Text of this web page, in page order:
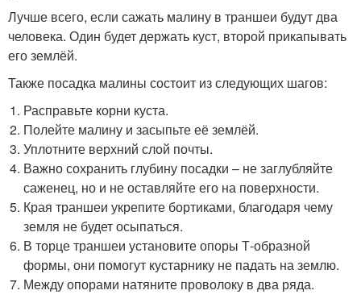
Лучше всего, если сажать малину в траншеи будут два
человека. Один будет держать куст, второй прикапывать
его землёй.
Также посадка малины состоит из следующих шагов:
Расправьте корни куста.
Полейте малину и засыпьте её землёй.
Уплотните верхний слой почты.
Важно сохранить глубину посадки – не заглубляйте
саженец, но и не оставляйте его на поверхности.
Края траншеи укрепите бортиками, благодаря чему
земля не будет осыпаться.
В торце траншеи установите опоры Т-образной
формы, они помогут кустарнику не падать на землю.
Между опорами натяните проволоку в два ряда.